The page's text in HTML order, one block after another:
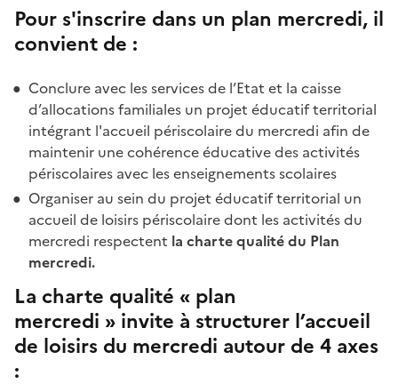
Pour s'inscrire dans un plan mercredi, il
convient de :
Conclure avec les services de l’Etat et la caisse
d’allocations familiales un projet éducatif territorial
intégrant l'accueil périscolaire du mercredi afin de
maintenir une cohérence éducative des activités
périscolaires avec les enseignements scolaires
Organiser au sein du projet éducatif territorial un
accueil de loisirs périscolaire dont les activités du
mercredi respectent la charte qualité du Plan
mercredi.
La charte qualité « plan
mercredi » invite à structurer l’accueil
de loisirs du mercredi autour de 4 axes
: